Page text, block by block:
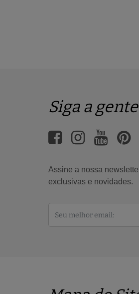
Siga a gente
Assine a nossa
exclusivas e novidades.